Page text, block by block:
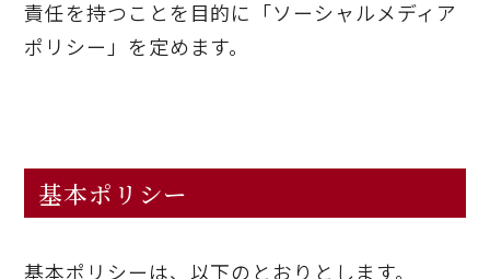
責任を持つことを目的に「ソーシャルメディア
ポリシー」を定めます。
基本ポリシー
基本ポリシーは、以下のとおりとします。